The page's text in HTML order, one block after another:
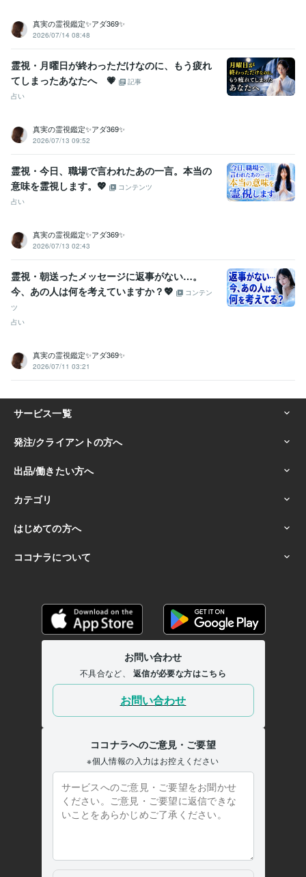
真実の霊視鑑定✨アダ369✨
2026/07/14 08:48
霊視・月曜日が終わっただけなのに、もう疲れ
てしまったあなたへ 💗
記事
占い
真実の霊視鑑定✨アダ369✨
2026/07/13 09:52
霊視・今日、職場で言われたあの一言。本当の
意味を霊視します。💖
コンテンツ
占い
真実の霊視鑑定✨アダ369✨
2026/07/13 02:43
霊視・朝送ったメッセージに返事がない…。
今、あの人は何を考えていますか？💖
コンテン
ツ
占い
真実の霊視鑑定✨アダ369✨
2026/07/11 03:21